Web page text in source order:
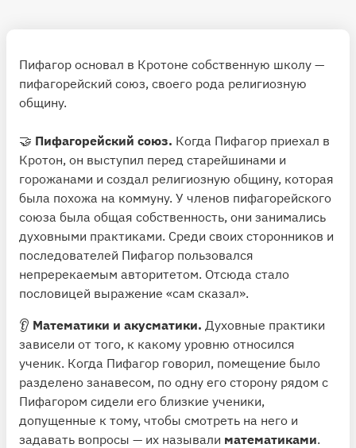
Пифагор основал в Кротоне собственную школу —
пифагорейский союз, своего рода религиозную
общину.
🤝 Пифагорейский союз. Когда Пифагор приехал в
Кротон, он выступил перед старейшинами и
горожанами и создал религиозную общину, которая
была похожа на коммуну. У членов пифагорейского
союза была общая собственность, они занимались
духовными практиками. Среди своих сторонников и
последователей Пифагор пользовался
непререкаемым авторитетом. Отсюда стало
пословицей выражение «сам сказал».
👂 Математики и акусматики. Духовные практики
зависели от того, к какому уровню относился
ученик. Когда Пифагор говорил, помещение было
разделено занавесом, по одну его сторону рядом с
Пифагором сидели его близкие ученики,
допущенные к тому, чтобы смотреть на него и
задавать вопросы — их называли математиками.